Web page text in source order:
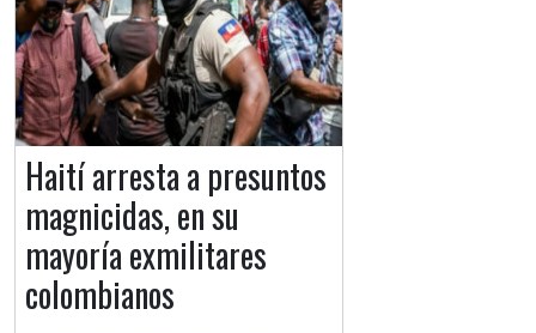
Haití arresta a presuntos
magnicidas, en su
mayoría exmilitares
colombianos